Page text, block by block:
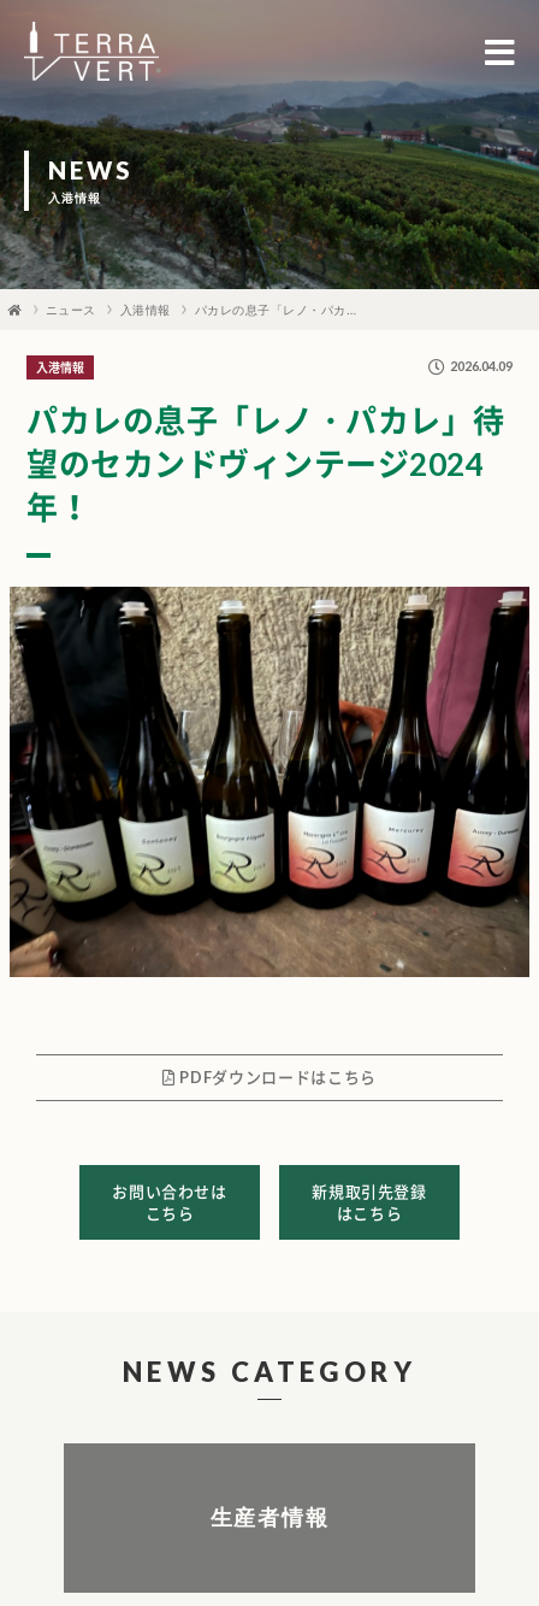
NEWS
入港情報
ニュース 入港情報
パカレの息子「レノ・パカレ」待
望のセカンドヴィンテージ2024
年！
入港情報 2026.04.09
PDFダウンロードはこちら
お問い合わせは
こちら
新規取引先登録
はこちら
NEWS CATEGORY
生産者情報